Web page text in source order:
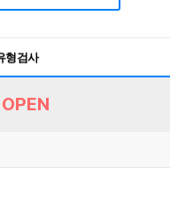
형검사
OPEN